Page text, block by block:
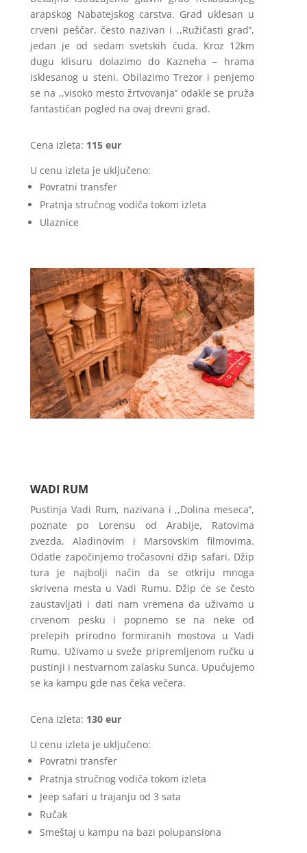
arapskog Nabatejskog carstva. Grad uklesan u
crveni peščar, često nazivan i ,,Ružičasti grad’’,
jedan je od sedam svetskih čuda. Kroz 12km
dugu klisuru dolazimo do Kazneha – hrama
isklesanog u steni. Obilazimo Trezor i penjemo
se na ,,visoko mesto žrtvovanja’’ odakle se pruža
fantastičan pogled na ovaj drevni grad.
Cena izleta: 115 eur
U cenu izleta je uključeno:
Povratni transfer
Pratnja stručnog vodiča tokom izleta
Ulaznice
WADI RUM
Pustinja Vadi Rum, nazivana i ,,Dolina meseca’’,
poznate po Lorensu od Arabije, Ratovima
zvezda, Aladinovim i Marsovskim filmovima.
Odatle započinjemo tročasovni džip safari. Džip
tura je najbolji način da se otkriju mnoga
skrivena mesta u Vadi Rumu. Džip će se često
zaustavljati i dati nam vremena da uživamo u
crvenom pesku i popnemo se na neke od
prelepih prirodno formiranih mostova u Vadi
Rumu. Uživamo u sveže pripremljenom ručku u
pustinji i nestvarnom zalasku Sunca. Upućujemo
se ka kampu gde nas čeka večera.
Cena izleta: 130 eur
U cenu izleta je uključeno:
Povratni transfer
Pratnja stručnog vodiča tokom izleta
Jeep safari u trajanju od 3 sata
Ručak
Smeštaj u kampu na bazi polupansiona